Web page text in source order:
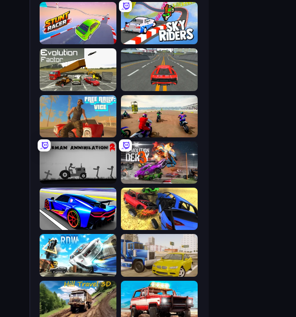
Sky Riders
Stunt Racer
Modern Car Racing 2
Evolution Factor
Super MX - The Champion
Free Rally: Vice
Demolition Derby 3
Stickman Annihilation 2
Car Crash Simulator Royale
Cyber Cars Punk Racing
Crazy Car Stunts
Real Drift World